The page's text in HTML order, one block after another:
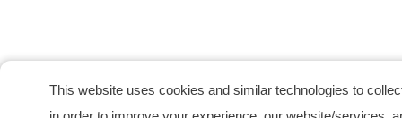
This website uses cookies and similar technologies to